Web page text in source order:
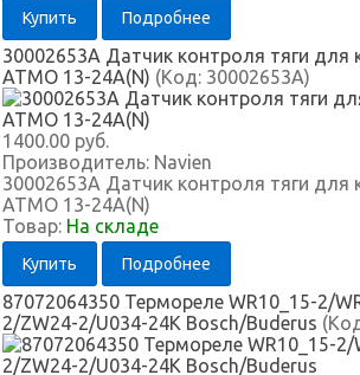
Купить Подробнее
30002653A Датчик контроля тяги для
ATMO 13-24A(N) (Код: 30002653A)
1400.00 руб.
Производитель: Navien
30002653A Датчик контроля тяги для
ATMO 13-24A(N)
Товар: На складе
Купить Подробнее
87072064350 Термореле WR10_15-2/
2/ZW24-2/U034-24K Bosch/Buderus